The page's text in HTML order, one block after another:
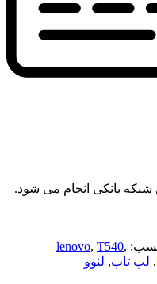
بانکی انجام می شود.
lenovo, T540,
, لپ تاپ, لنوو